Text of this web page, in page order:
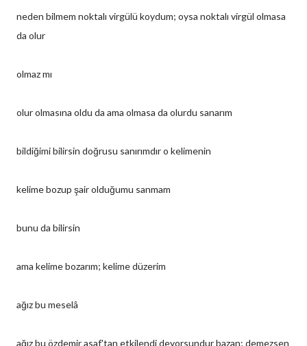
neden bilmem noktalı virgülü koydum; oysa noktalı virgül olmasa
da olur
olmaz mı
olur olmasına oldu da ama olmasa da olurdu sanarım
bildiğimi bilirsin doğrusu sanırımdır o kelimenin
kelime bozup şair olduğumu sanmam
bunu da bilirsin
ama kelime bozarım; kelime düzerim
ağız bu meselâ
ağız bu özdemir asaf'tan etkilendi deyorsundur bazan; demezsen